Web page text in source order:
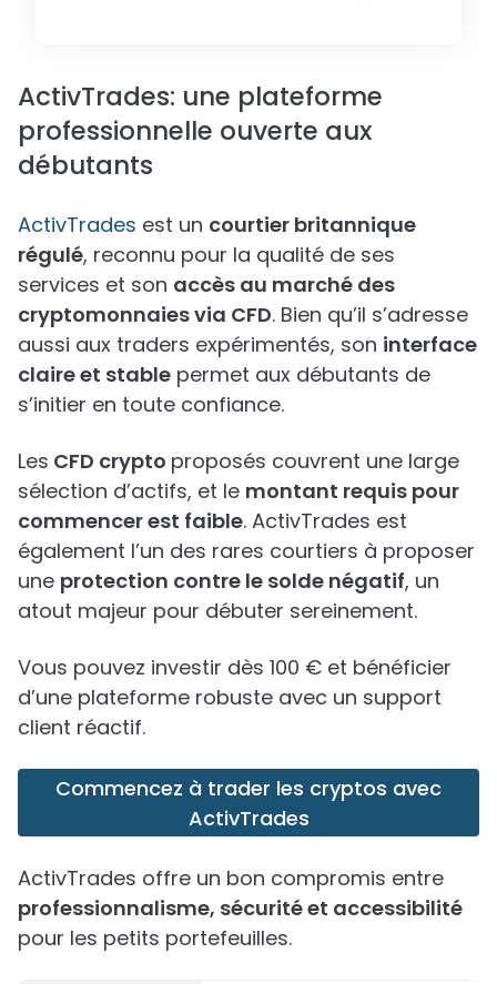
ActivTrades: une plateforme
professionnelle ouverte aux
débutants
ActivTrades est un courtier britannique
régulé, reconnu pour la qualité de ses
services et son accès au marché des
cryptomonnaies via CFD. Bien qu’il s’adresse
aussi aux traders expérimentés, son interface
claire et stable permet aux débutants de
s’initier en toute confiance.
Les CFD crypto proposés couvrent une large
sélection d’actifs, et le montant requis pour
commencer est faible. ActivTrades est
également l’un des rares courtiers à proposer
une protection contre le solde négatif, un
atout majeur pour débuter sereinement.
Vous pouvez investir dès 100 € et bénéficier
d’une plateforme robuste avec un support
client réactif.
Commencez à trader les cryptos avec
ActivTrades
ActivTrades offre un bon compromis entre
professionnalisme, sécurité et accessibilité
pour les petits portefeuilles.